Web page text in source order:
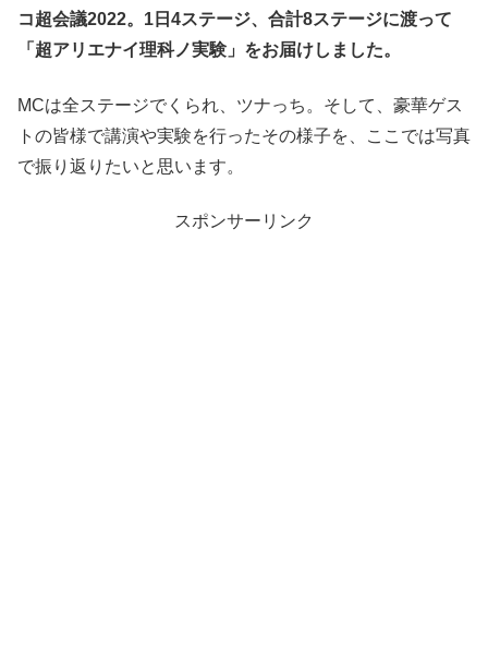
コ超会議2022。1日4ステージ、合計8ステージに渡って
「超アリエナイ理科ノ実験」をお届けしました。
MCは全ステージでくられ、ツナっち。そして、豪華ゲス
トの皆様で講演や実験を行ったその様子を、ここでは写真
で振り返りたいと思います。
スポンサーリンク